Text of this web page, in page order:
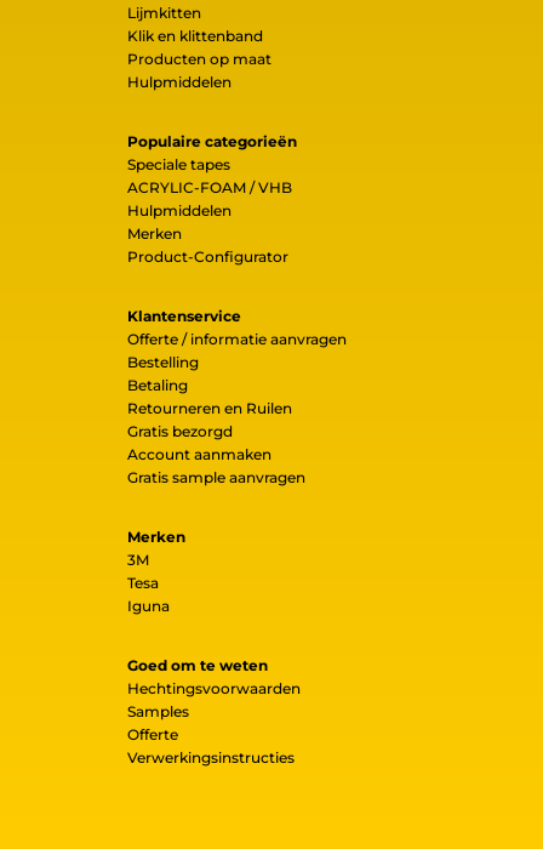
Lijmkitten
Klik en klittenband
Producten op maat
Hulpmiddelen
Populaire categorieën
Speciale tapes
ACRYLIC-FOAM / VHB
Hulpmiddelen
Merken
Product-Configurator
Klantenservice
Offerte / informatie aanvragen
Bestelling
Betaling
Retourneren en Ruilen
Gratis bezorgd
Account aanmaken
Gratis sample aanvragen
Merken
3M
Tesa
Iguna
Goed om te weten
Hechtingsvoorwaarden
Samples
Offerte
Verwerkingsinstructies